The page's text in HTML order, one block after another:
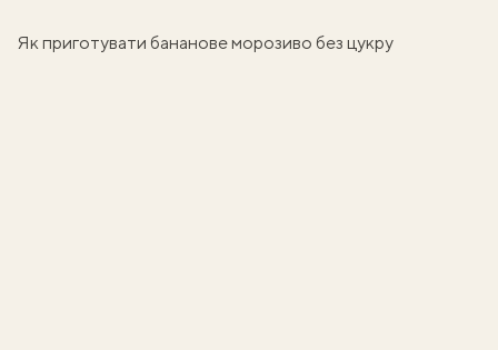
Як приготувати бананове морозиво без цукру